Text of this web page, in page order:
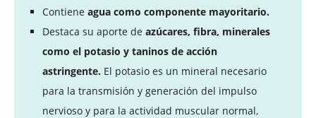
Contiene agua como componente mayoritario.
Destaca su aporte de azúcares, fibra, minerales
como el potasio y taninos de acción
astringente. El potasio es un mineral necesario
para la transmisión y generación del impulso
nervioso y para la actividad muscular normal,